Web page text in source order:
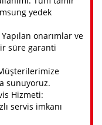
yedek
onarımlar ve
süre garanti
sunuyoruz.
Hizmeti:
servis imkanı